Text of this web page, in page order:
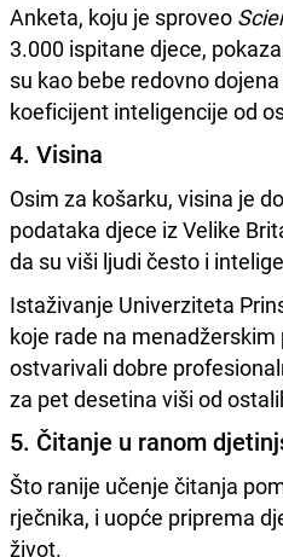
Anketa, koju je sproveo
3.000 ispitane djece,
su kao bebe redovno
koeficijent inteligencije od
4. Visina
Osim za košarku, visina je
podataka djece iz Velike
da su viši ljudi često i
Istaživanje Univerziteta
koje rade na
ostvarivali dobre
za pet desetina viši od
5. Čitanje u ranom
Što ranije učenje čitanja
rječnika, i uopće priprema
život.